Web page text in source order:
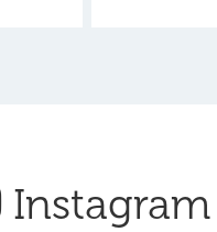
Instagram